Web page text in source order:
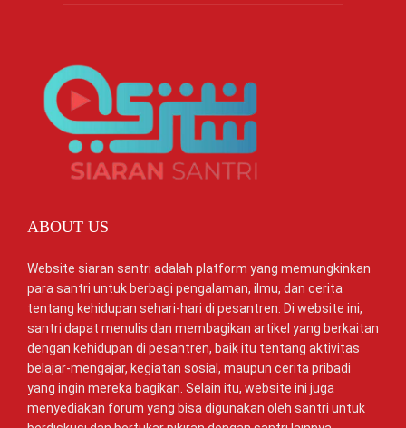
ABOUT US
Website siaran santri adalah platform yang memungkinkan
para santri untuk berbagi pengalaman, ilmu, dan cerita
tentang kehidupan sehari-hari di pesantren. Di website ini,
santri dapat menulis dan membagikan artikel yang berkaitan
dengan kehidupan di pesantren, baik itu tentang aktivitas
belajar-mengajar, kegiatan sosial, maupun cerita pribadi
yang ingin mereka bagikan. Selain itu, website ini juga
menyediakan forum yang bisa digunakan oleh santri untuk